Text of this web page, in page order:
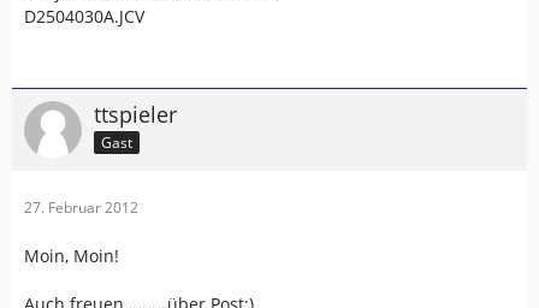
D2504030A.JCV
ttspieler
Gast
27. Februar 2012
Moin, Moin!